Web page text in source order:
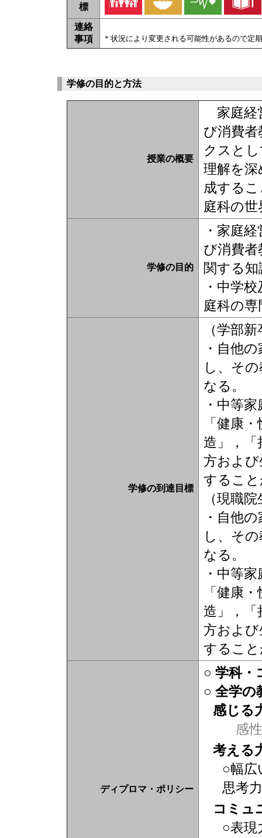
標
連絡
事項
* 状況により変更される可能性があるので定
学修の目的と方法
授業の概要
家庭経
び消費
クスと
理解を
成する
庭科の
学修の目的
・家庭
び消費
関する
・中学
庭科の
学修の到達目標
（学部
・自他
し、そ
なる。
・中等
「健康
造」，「
方およ
するこ
（現職
・自他
し、そ
なる。
・中等
「健康
造」，「
方およ
するこ
ディプロマ・ポリシー
○ 学科・
○ 全学の
感じる
感性
考える
○幅広
思考力
コミュ
○表現